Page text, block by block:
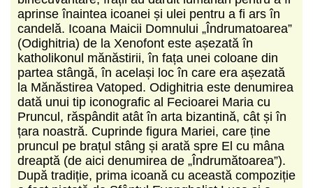
aprinse înaintea icoanei și ulei pentru a fi ars în
candelă. Icoana Maicii Domnului „Îndrumatoarea”
(Odighitria) de la Xenofont este așezată în
katholikonul mănăstirii, în fața unei coloane din
partea stângă, în același loc în care era așezată
la Mănăstirea Vatoped. Odighitria este denumirea
dată unui tip iconografic al Fecioarei Maria cu
Pruncul, răspândit atât în arta bizantină, cât și în
țara noastră. Cuprinde figura Mariei, care ține
pruncul pe brațul stâng și arată spre El cu mâna
dreaptă (de aici denumirea de „Îndrumătoarea”).
După tradiție, prima icoană cu această compoziție